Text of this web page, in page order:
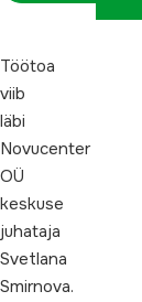
Töötoa
viib
läbi
Novucenter
OÜ
keskuse
juhataja
Svetlana
Smirnova.